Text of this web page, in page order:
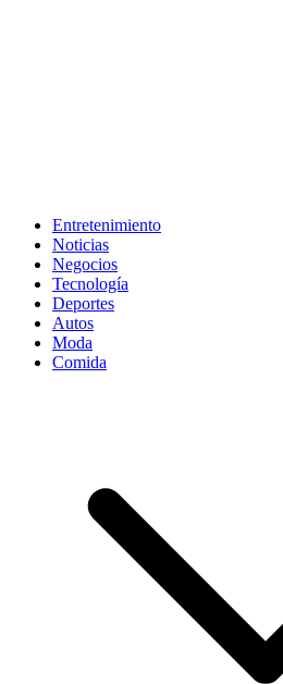
Entretenimiento
Noticias
Negocios
Tecnología
Deportes
Autos
Moda
Comida